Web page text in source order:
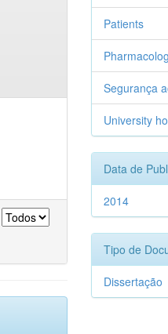
Patients
Segurança
University
Data de
2014
Tipo de
Dissertação